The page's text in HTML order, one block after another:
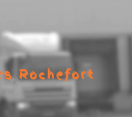
Rochefort